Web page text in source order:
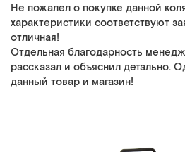
Не пожалел о покупке данной
характеристики соответствуют
отличная!
Отдельная благодарность
рассказал и объяснил детально.
данный товар и магазин!